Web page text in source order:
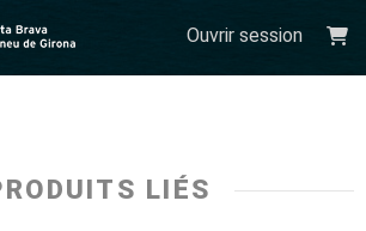
Ouvrir session
LIÉS